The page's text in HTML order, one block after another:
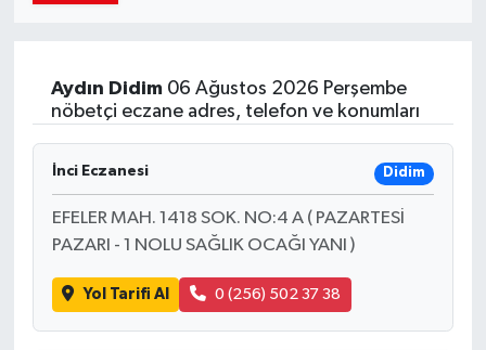
Aydın Didim06 Ağustos 2026 Perşembe
nöbetçi eczane adres, telefon ve konumları
İnci Eczanesi Didim
EFELER MAH. 1418 SOK. NO:4 A ( PAZARTESİ
PAZARI - 1 NOLU SAĞLIK OCAĞI YANI )
Yol Tarifi Al 0 (256) 502 37 38